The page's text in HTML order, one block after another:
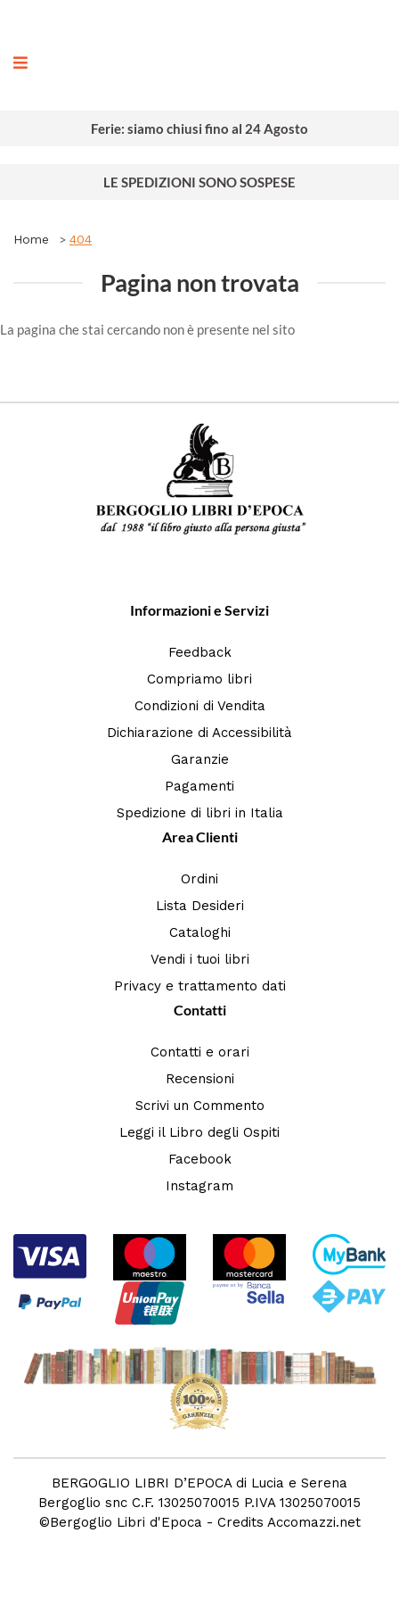
Ferie: siamo chiusi fino al 24 Agosto
LE SPEDIZIONI SONO SOSPESE
Home 404
Pagina non trovata
La pagina che stai cercando non è presente nel sito
Informazioni e Servizi
Feedback
Compriamo libri
Condizioni di Vendita
Dichiarazione di Accessibilità
Garanzie
Pagamenti
Spedizione di libri in Italia
Area Clienti
Ordini
Lista Desideri
Cataloghi
Vendi i tuoi libri
Privacy e trattamento dati
Contatti
Contatti e orari
Recensioni
Scrivi un Commento
Leggi il Libro degli Ospiti
Facebook
Instagram
BERGOGLIO LIBRI D’EPOCA di Lucia e Serena
Bergoglio snc C.F. 13025070015 P.IVA 13025070015
©Bergoglio Libri d'Epoca - Credits Accomazzi.net